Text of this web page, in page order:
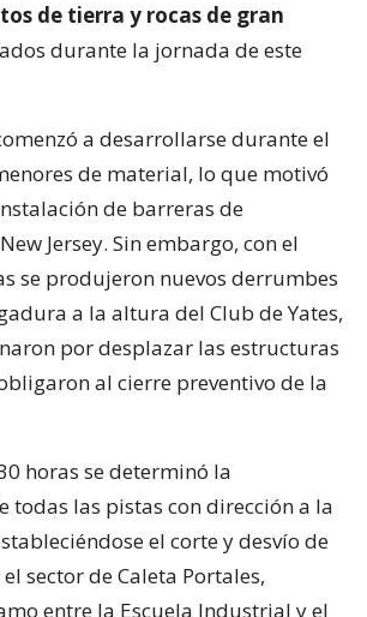
de tierra y rocas de gran
durante la jornada de este
a desarrollarse durante el
de material, lo que motivó
de barreras de
Jersey. Sin embargo, con el
se produjeron nuevos derrumbes
a la altura del Club de Yates,
por desplazar las estructuras
al cierre preventivo de la
horas se determinó la
todas las pistas con dirección a la
el corte y desvío de
sector de Caleta Portales,
entre la Escuela Industrial y el